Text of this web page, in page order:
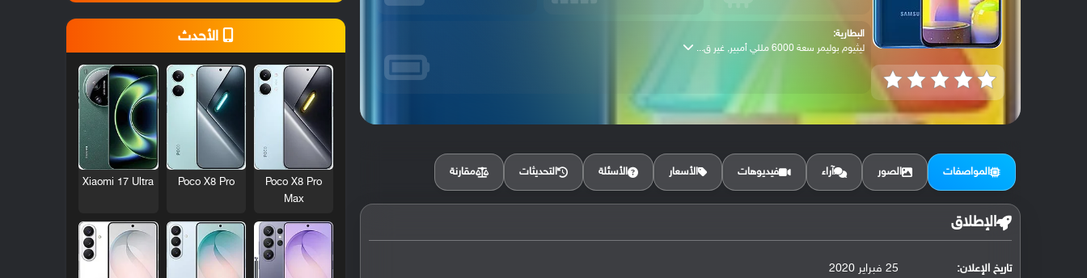
البطارية:
ليثيوم بوليمر سعة 6000 مللي أمبير, غير ق...
المواصفات الصور آراء فيديوهات الأسعار الأسئلة التحديثات مقارنة
الإطلاق
تاريخ الإعلان: 25 فبراير 2020
الأحدث
Poco X8 Pro
Max
Poco X8 Pro
Xiaomi 17 Ultra